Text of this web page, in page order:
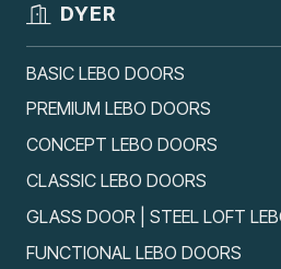
DYER
BASIC LEBO DOORS
PREMIUM LEBO DOORS
CONCEPT LEBO DOORS
CLASSIC LEBO DOORS
GLASS DOOR | STEEL LOFT
FUNCTIONAL LEBO DOORS